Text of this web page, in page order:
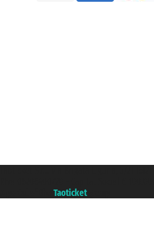
Taoticket